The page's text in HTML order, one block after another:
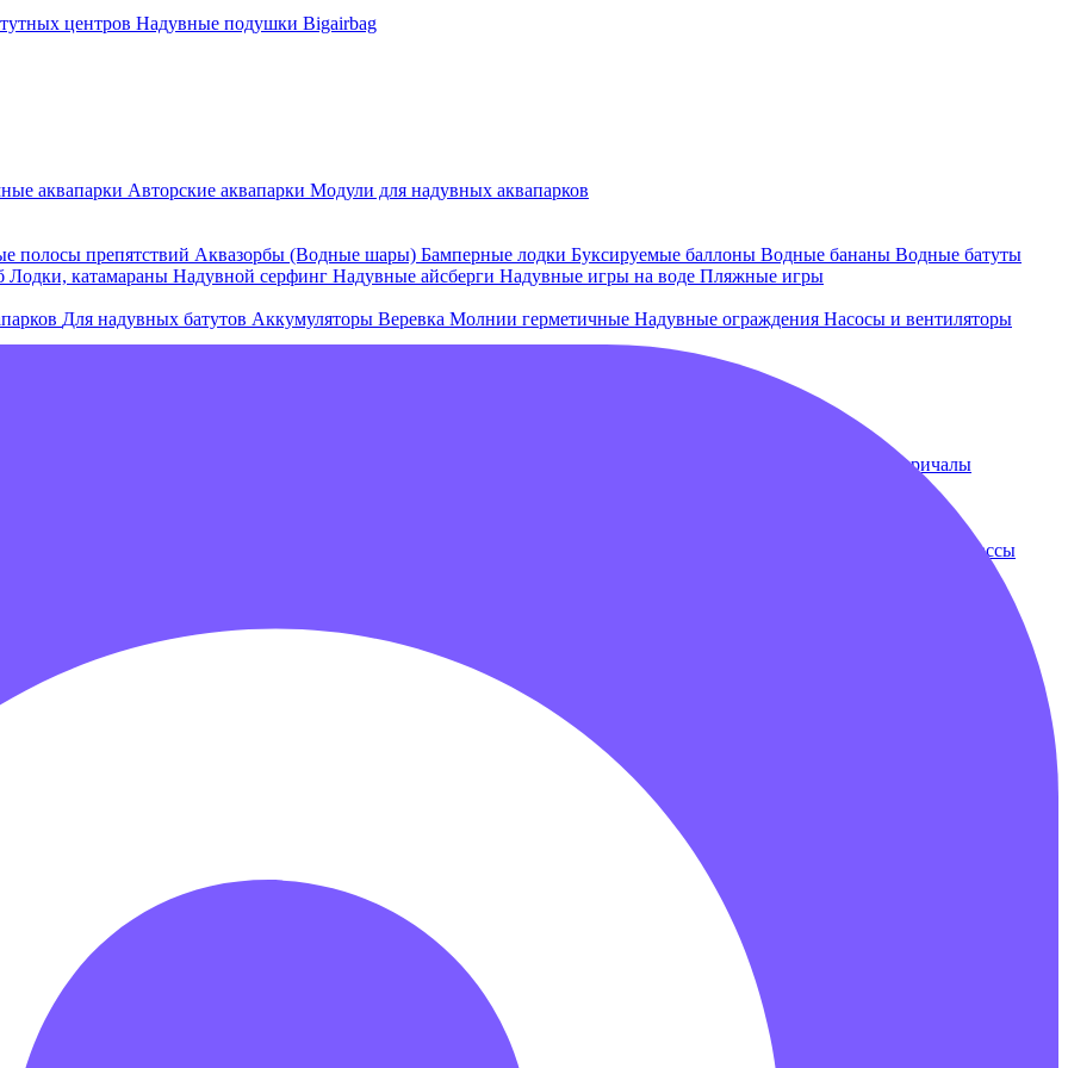
центров Надувные подушки Bigairbag
аквапарки Авторские аквапарки Модули для надувных аквапарков
полосы препятствий Аквазорбы (Водные шары) Бамперные лодки Буксируемые баллоны Водные бананы Водные батуты
Лодки, катамараны Надувной серфинг Надувные айсберги Надувные игры на воде Пляжные игры
Для надувных батутов Аккумуляторы Веревка Молнии герметичные Надувные ограждения Насосы и вентиляторы
Понтоны и причалы
Надувные трассы